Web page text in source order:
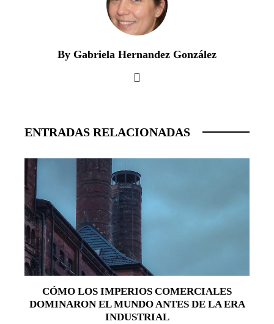
By Gabriela Hernandez González
ENTRADAS RELACIONADAS
CÓMO LOS IMPERIOS COMERCIALES
DOMINARON EL MUNDO ANTES DE LA ERA
INDUSTRIAL